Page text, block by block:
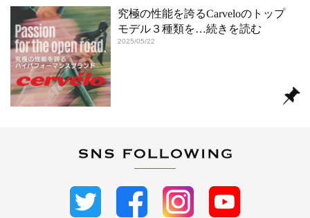
究極の性能を誇るCarveloのトップ
モデル３種類を…続きを読む
2025/05/22